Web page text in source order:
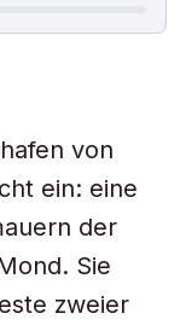
von
ein: eine
der
Sie
zweier